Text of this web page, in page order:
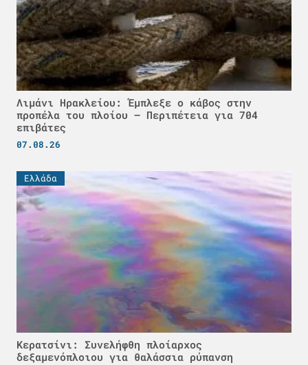
Λιμάνι Ηρακλείου: Έμπλεξε ο κάβος στην
προπέλα του πλοίου – Περιπέτεια για 704
επιβάτες
07.08.26
Ελλάδα
Κερατσίνι: Συνελήφθη πλοίαρχος
δεξαμενόπλοιου για θαλάσσια ρύπανση